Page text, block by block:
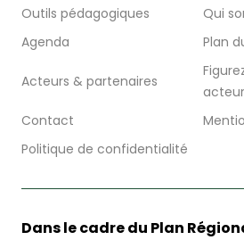
Outils pédagogiques
Qui
Agenda
Plan
Acteurs & partenaires
Contact
Politique de confidentialité
Dans le cadre du Plan